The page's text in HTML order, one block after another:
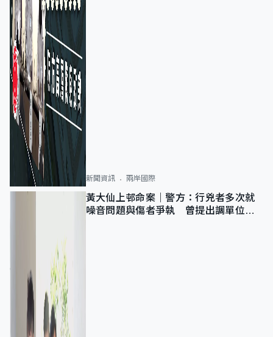
新聞資訊 兩岸國際
黃大仙上邨命案｜警方：行兇者多次就
噪音問題與傷者爭執 曾提出調單位已